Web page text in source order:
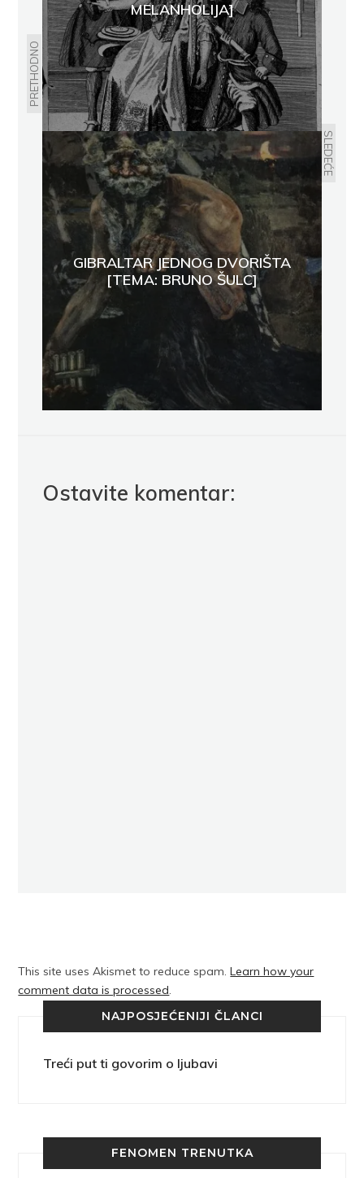
PRETHODNO
MELANHOLIJA]
SLEDEĆE
GIBRALTAR JEDNOG DVORIŠTA
[TEMA: BRUNO ŠULC]
Ostavite komentar:
This site uses Akismet to reduce spam.Learn how your
comment data is processed.
NAJPOSJEĆENIJI ČLANCI
Treći put ti govorim o ljubavi
FENOMEN TRENUTKA